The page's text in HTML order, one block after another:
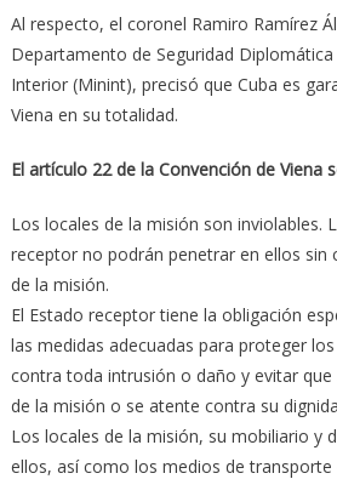
Al respecto, el coronel Ramiro Ramírez
Departamento de Seguridad
Interior (Minint), precisó que Cuba es
Viena en su totalidad.
El artículo 22 de la Convención de Viena
Los locales de la misión son inviolables.
receptor no podrán penetrar en ellos sin
de la misión.
El Estado receptor tiene la obligación
las medidas adecuadas para proteger
contra toda intrusión o daño y evitar que
de la misión o se atente contra su
Los locales de la misión, su mobiliario y
ellos, así como los medios de